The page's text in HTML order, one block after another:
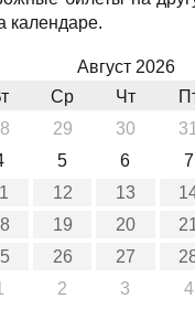
календаре.
Август 2026
Ср Чт
29 30 31
5 6 7
12 13
19 20
26 27
2 3 4